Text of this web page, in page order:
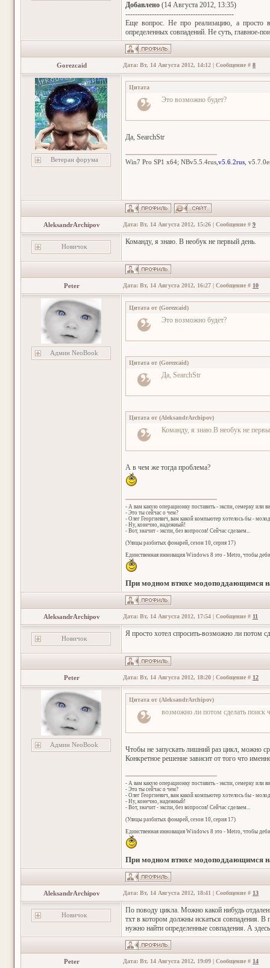
Добавлено (14 Августа 2012, 13:35)
---------------------------------------------
Еще вопрос. Не про реализацию, а просто
определенных совпадений. Не суть, главное-
Gorezcaid Дата: Вт, 14 Августа 2012, 14:12 | Сообщение # 8
Ветеран форума
Цитата
Это возможно будет?
Да, SearchStr
Win7 Pro SP1 x64; NBv5.5.4rus, v5.6.2rus ,
AleksandrArchipov Дата: Вт, 14 Августа 2012, 15:26 | Сообщение # 9
Новичок
Команду, я знаю. В необук не первый день.
Peter Дата: Вт, 14 Августа 2012, 16:27 | Сообщение # 10
Админ NeoBook
Цитата от (Gorezcaid)
Это возможно будет?
Цитата от (Gorezcaid)
Да, SearchStr
Цитата от (AleksandrArchipov)
Команду, я знаю.В необук не
А в чем же тогда проблема?
- А вам какую операционку поставить - экспи, семерку или
- Это ты сейчас о чем?
- Олег Георгиевич, вам какой компьютер хотелось бы -
- Ну, конечно, надежный!
- Вот, значит - экспи, без вопросов! Сейчас сделаем...
(Улицы разбитых фонарей, сезон 10, серия 17)
Единственная инновация Windows 8 это - Metro, чтобы
При модном втюхе модоподдающимся
AleksandrArchipov Дата: Вт, 14 Августа 2012, 17:54 | Сообщение # 11
Новичок
Я просто хотел спросить-возможно ли потом
Peter Дата: Вт, 14 Августа 2012, 18:20 | Сообщение # 12
Админ NeoBook
Цитата от (AleksandrArchipov)
возможно ли потом сделать поиск
Чтобы не запускать лишний раз цикл, можно
Конкретное решение зависит от того что
- А вам какую операционку поставить - экспи, семерку или
- Это ты сейчас о чем?
- Олег Георгиевич, вам какой компьютер хотелось бы -
- Ну, конечно, надежный!
- Вот, значит - экспи, без вопросов! Сейчас сделаем...
(Улицы разбитых фонарей, сезон 10, серия 17)
Единственная инновация Windows 8 это - Metro, чтобы
При модном втюхе модоподдающимся
AleksandrArchipov Дата: Вт, 14 Августа 2012, 18:41 | Сообщение # 13
Новичок
По поводу цикла. Можно какой нибудь
тхт в котором должны искаться совпадения. В
нужно найти определенные совпадения. А
Peter Дата: Вт, 14 Августа 2012, 19:09 | Сообщение # 14